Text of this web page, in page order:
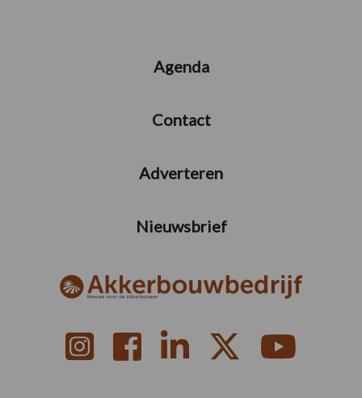
Agenda
Contact
Adverteren
Nieuwsbrief